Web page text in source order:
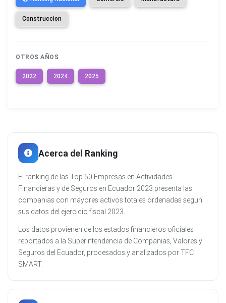
Construccion
OTROS AÑOS
2022 2024 2025
Acerca del Ranking
El ranking de las Top 50 Empresas en Actividades
Financieras y de Seguros en Ecuador 2023 presenta las
companias con mayores activos totales ordenadas segun
sus datos del ejercicio fiscal 2023.
Los datos provienen de los estados financieros oficiales
reportados a la Superintendencia de Companias, Valores y
Seguros del Ecuador, procesados y analizados por TFC
SMART.